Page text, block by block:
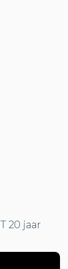
20 jaar